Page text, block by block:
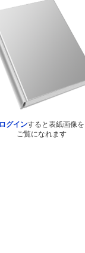
ログインすると表紙画像を
ご覧になれます